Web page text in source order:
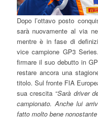
Dopo l’ottavo posto
sarà nuovamente al via
mentre è in fase di
vice campione GP3
firmare il suo debutto in
restare ancora una
titolo. Sul fronte FIA
sua crescita “Sarà driver
campionato. Anche lui
fatto molto bene